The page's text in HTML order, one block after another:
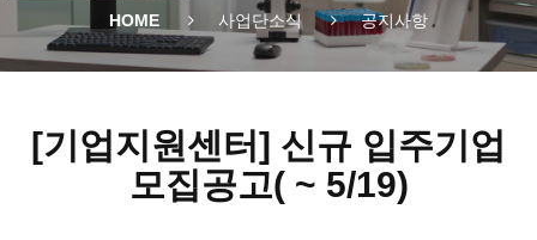
HOME 사업단소식 공지사항
[기업지원센터] 신규 입주기업
모집공고( ~ 5/19)